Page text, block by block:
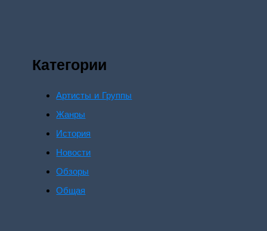
Категории
Артисты и Группы
Жанры
История
Новости
Обзоры
Общая